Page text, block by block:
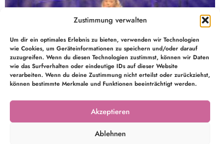
Zustimmung verwalten
Um dir ein optimales Erlebnis zu bieten, verwenden wir Technologien
wie Cookies, um Geräteinformationen zu speichern und/oder darauf
zuzugreifen. Wenn du diesen Technologien zustimmst, können wir Daten
wie das Surfverhalten oder eindeutige IDs auf dieser Website
verarbeiten. Wenn du deine Zustimmung nicht erteilst oder zurückziehst,
können bestimmte Merkmale und Funktionen beeinträchtigt werden.
Akzeptieren
Ablehnen
Stück „GLAMAGEDDON – Wo Chaos auf Glamour trifft“
im Theater Arnstadt statt.